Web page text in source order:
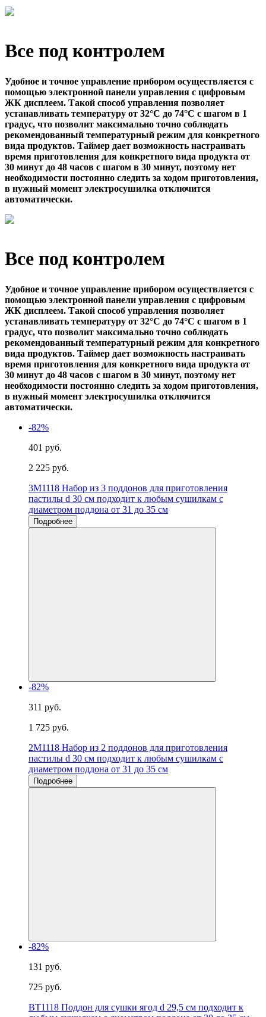
Все под контролем
Удобное и точное управление прибором осуществляется с
помощью электронной панели управления с цифровым
ЖК дисплеем. Такой способ управления позволяет
устанавливать температуру от 32°C до 74°C с шагом в 1
градус, что позволит максимально точно соблюдать
рекомендованный температурный режим для конкретного
вида продуктов. Таймер дает возможность настраивать
время приготовления для конкретного вида продукта от
30 минут до 48 часов с шагом в 30 минут, поэтому нет
необходимости постоянно следить за ходом приготовления,
в нужный момент электросушилка отключится
автоматически.
Все под контролем
Удобное и точное управление прибором осуществляется с
помощью электронной панели управления с цифровым
ЖК дисплеем. Такой способ управления позволяет
устанавливать температуру от 32°C до 74°C с шагом в 1
градус, что позволит максимально точно соблюдать
рекомендованный температурный режим для конкретного
вида продуктов. Таймер дает возможность настраивать
время приготовления для конкретного вида продукта от
30 минут до 48 часов с шагом в 30 минут, поэтому нет
необходимости постоянно следить за ходом приготовления,
в нужный момент электросушилка отключится
автоматически.
-82%
401 руб.
2 225 руб.
3M1118 Набор из 3 поддонов для приготовления
пастилы d 30 см подходит к любым сушилкам с
диаметром поддона от 31 до 35 см
Подробнее
-82%
311 руб.
1 725 руб.
2M1118 Набор из 2 поддонов для приготовления
пастилы d 30 см подходит к любым сушилкам с
диаметром поддона от 31 до 35 см
Подробнее
-82%
131 руб.
725 руб.
BT1118 Поддон для сушки ягод d 29,5 см подходит к